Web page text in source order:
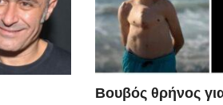
Βουβός θρήνος